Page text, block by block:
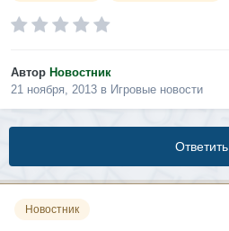
Автор Новостник
21 ноября, 2013 в Игровые новости
Ответить
Новостник